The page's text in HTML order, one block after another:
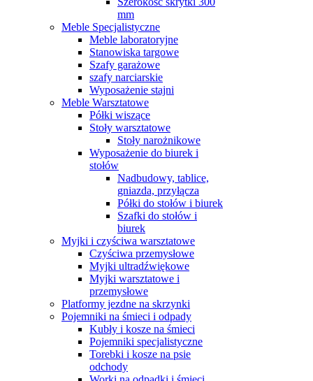
mm
Meble Specjalistyczne
Meble laboratoryjne
Stanowiska targowe
Szafy garażowe
szafy narciarskie
Wyposażenie stajni
Meble Warsztatowe
Półki wiszące
Stoły warsztatowe
Stoły narożnikowe
Wyposażenie do biurek i
stołów
Nadbudowy, tablice,
gniazda, przyłącza
Półki do stołów i biurek
Szafki do stołów i
biurek
Myjki i czyściwa warsztatowe
Czyściwa przemysłowe
Myjki ultradźwiękowe
Myjki warsztatowe i
przemysłowe
Platformy jezdne na skrzynki
Pojemniki na śmieci i odpady
Kubły i kosze na śmieci
Pojemniki specjalistyczne
Torebki i kosze na psie
odchody